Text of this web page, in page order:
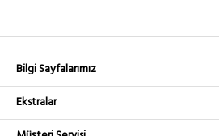
Bilgi Sayfalarımız
Ekstralar